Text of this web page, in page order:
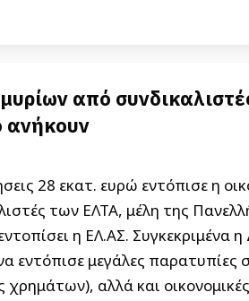
από
ανήκουν
28 εκατ. ευρώ εντόπισε η
των ΕΛΤΑ, μέλη της
η ΕΛ.ΑΣ. Συγκεκριμένα
εντόπισε μεγάλες παρατυπίες
χρημάτων), αλλά και